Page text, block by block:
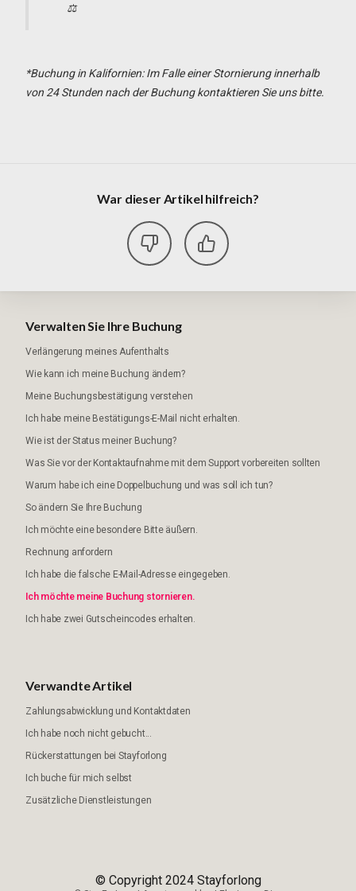
⚖️
*Buchung in Kalifornien: Im Falle einer Stornierung innerhalb
von 24 Stunden nach der Buchung kontaktieren Sie uns bitte.
War dieser Artikel hilfreich?
Verwalten Sie Ihre Buchung
Verlängerung meines Aufenthalts
Wie kann ich meine Buchung ändern?
Meine Buchungsbestätigung verstehen
Ich habe meine Bestätigungs-E-Mail nicht erhalten.
Wie ist der Status meiner Buchung?
Was Sie vor der Kontaktaufnahme mit dem Support vorbereiten sollten
Warum habe ich eine Doppelbuchung und was soll ich tun?
So ändern Sie Ihre Buchung
Ich möchte eine besondere Bitte äußern.
Rechnung anfordern
Ich habe die falsche E-Mail-Adresse eingegeben.
Ich möchte meine Buchung stornieren.
Ich habe zwei Gutscheincodes erhalten.
Verwandte Artikel
Zahlungsabwicklung und Kontaktdaten
Ich habe noch nicht gebucht...
Rückerstattungen bei Stayforlong
Ich buche für mich selbst
Zusätzliche Dienstleistungen
© Copyright 2024 Stayforlong